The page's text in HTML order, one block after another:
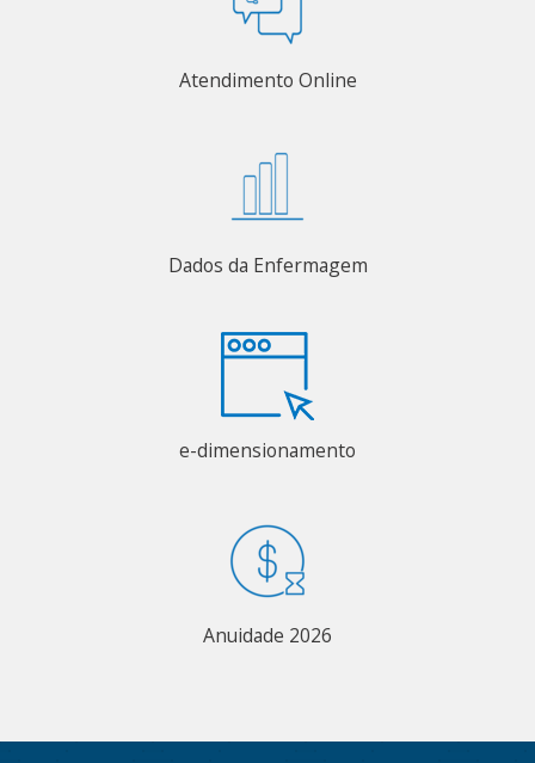
Atendimento Online
Dados da Enfermagem
e-dimensionamento
Anuidade 2026